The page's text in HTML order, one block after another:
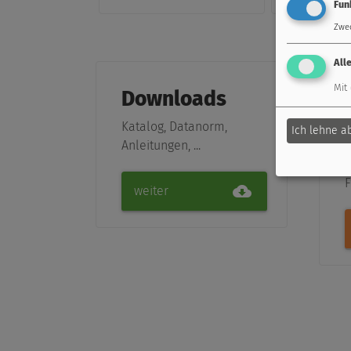
Downloads
Katalog, Datanorm,
Anleitungen, ...
weiter
Mit
Ich lehne